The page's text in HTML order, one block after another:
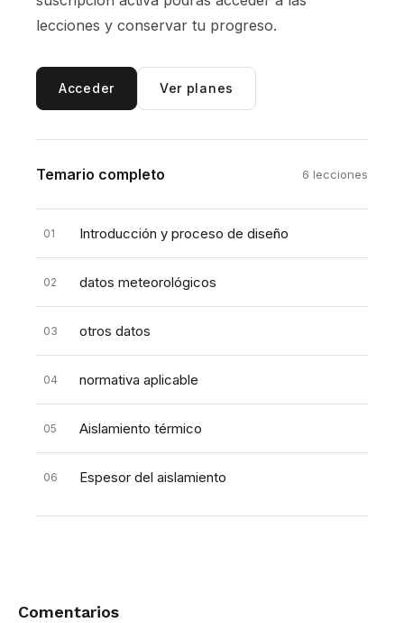
lecciones y conservar tu progreso.
Acceder Ver planes
Temario completo 6 lecciones
01 Introducción y proceso de diseño
02 datos meteorológicos
03 otros datos
04 normativa aplicable
05 Aislamiento térmico
06 Espesor del aislamiento
Interacciones
Comentarios